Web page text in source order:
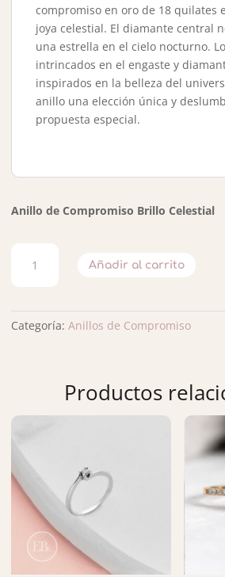
compromiso en oro de 18 quilates
joya celestial. El diamante central
una estrella en el cielo nocturno.
intrincados en el engaste y
inspirados en la belleza del
anillo una elección única y
propuesta especial.
Anillo de Compromiso Brillo Celestial
BLACK
Añadir al carrito
Categoría: Anillos de Compromiso
Productos